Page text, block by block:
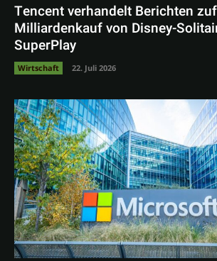
Tencent verhandelt Berichten
Milliardenkauf von Disney-
SuperPlay
Wirtschaft 22. Juli 2026